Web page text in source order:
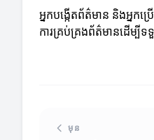
អ្នកបង្កើតព័ត៌មាន និងអ្នក
ការគ្រប់គ្រងព័ត៌មានដើម្បី
មុន